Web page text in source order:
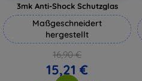
3mk Anti-Shock Schutzglas
Maßgeschneidert
hergestellt
16,90 €
15,21 €